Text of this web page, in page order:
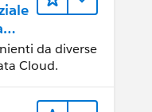
da diverse
Cloud.